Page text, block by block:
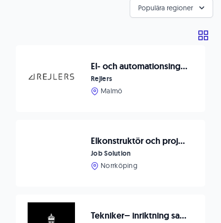
Populära regioner
El- och automationsingenjör
Rejlers
Malmö
Elkonstruktör och projektledare till Johsjö!
Job Solution
Norrköping
Tekniker– inriktning sambandsmateriel, Fält-tele Markverkstaden Enköping